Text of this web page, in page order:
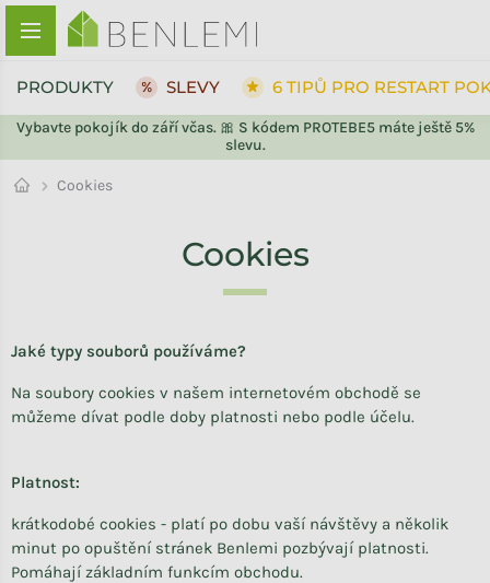
Přejít na obsah
Vybavte pokojík do září včas. 🎀 S kódem PROTEBE5 máte ještě 5%
slevu.
PRODUKTY SLEVY 6 TIPŮ PRO RESTART
Cookies
Cookies
Jaké typy souborů používáme?
Na soubory cookies v našem internetovém obchodě se
můžeme dívat podle doby platnosti nebo podle účelu.
Platnost:
krátkodobé cookies - platí po dobu vaší návštěvy a několik
minut po opuštění stránek Benlemi pozbývají platnosti.
Pomáhají základním funkcím obchodu.